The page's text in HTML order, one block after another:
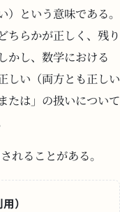
）という意味である。
ちらかが正しく、残り
かし、数学における
しい（両方とも正しい
たは」の扱いについて
れることがある。
）